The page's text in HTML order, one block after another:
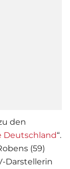
den
Deutschland“.
(59)
Darstellerin